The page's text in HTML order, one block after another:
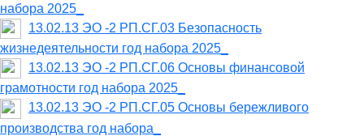
набора 2025_
13.02.13 ЭО -2 РП.СГ.03 Безопасность
жизнедеятельности год набора 2025_
13.02.13 ЭО -2 РП.СГ.06 Основы финансовой
грамотности год набора 2025_
13.02.13 ЭО -2 РП.СГ.05 Основы бережливого
производства год набора_